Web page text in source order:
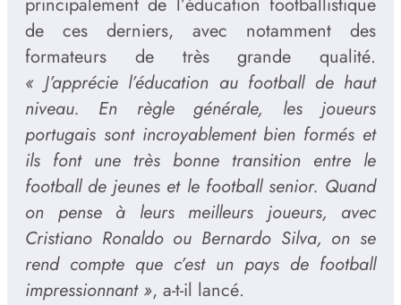
principalement de l’éducation footballistique
de ces derniers, avec notamment des
formateurs de très grande qualité.
« J’apprécie l’éducation au football de haut
niveau. En règle générale, les joueurs
portugais sont incroyablement bien formés et
ils font une très bonne transition entre le
football de jeunes et le football senior. Quand
on pense à leurs meilleurs joueurs, avec
Cristiano Ronaldo ou Bernardo Silva, on se
rend compte que c’est un pays de football
impressionnant », a-t-il lancé.